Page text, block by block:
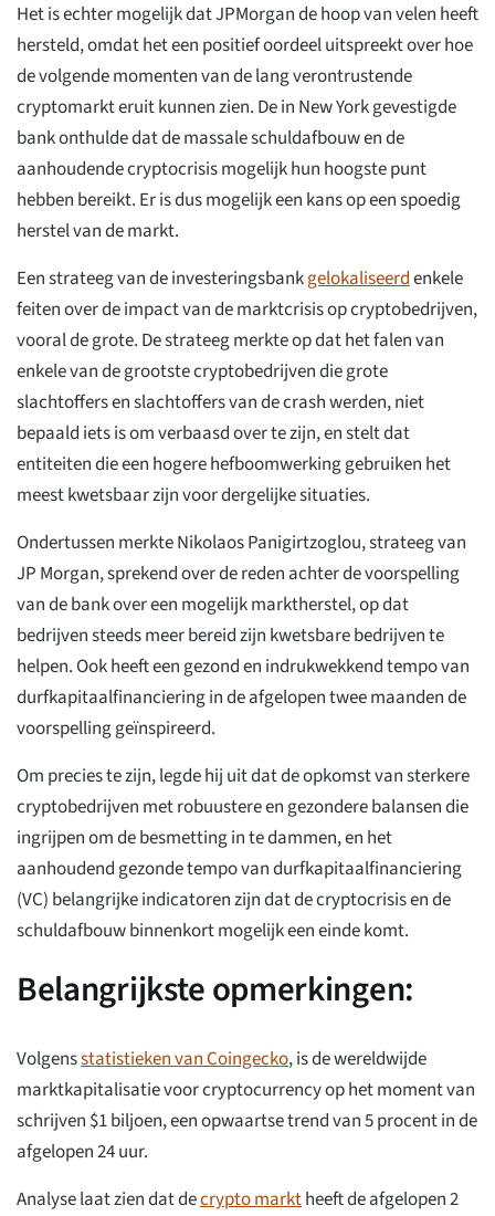
Het is echter mogelijk dat JPMorgan de hoop van velen heeft
hersteld, omdat het een positief oordeel uitspreekt over hoe
de volgende momenten van de lang verontrustende
cryptomarkt eruit kunnen zien. De in New York gevestigde
bank onthulde dat de massale schuldafbouw en de
aanhoudende cryptocrisis mogelijk hun hoogste punt
hebben bereikt. Er is dus mogelijk een kans op een spoedig
herstel van de markt.
Een strateeg van de investeringsbankgelokaliseerdenkele
feiten over de impact van de marktcrisis op cryptobedrijven,
vooral de grote. De strateeg merkte op dat het falen van
enkele van de grootste cryptobedrijven die grote
slachtoffers en slachtoffers van de crash werden, niet
bepaald iets is om verbaasd over te zijn, en stelt dat
entiteiten die een hogere hefboomwerking gebruiken het
meest kwetsbaar zijn voor dergelijke situaties.
Ondertussen merkte Nikolaos Panigirtzoglou, strateeg van
JP Morgan, sprekend over de reden achter de voorspelling
van de bank over een mogelijk marktherstel, op dat
bedrijven steeds meer bereid zijn kwetsbare bedrijven te
helpen. Ook heeft een gezond en indrukwekkend tempo van
durfkapitaalfinanciering in de afgelopen twee maanden de
voorspelling geïnspireerd.
Om precies te zijn, legde hij uit dat de opkomst van sterkere
cryptobedrijven met robuustere en gezondere balansen die
ingrijpen om de besmetting in te dammen, en het
aanhoudend gezonde tempo van durfkapitaalfinanciering
(VC) belangrijke indicatoren zijn dat de cryptocrisis en de
schuldafbouw binnenkort mogelijk een einde komt.
Belangrijkste opmerkingen:
Volgensstatistieken van Coingecko, is de wereldwijde
marktkapitalisatie voor cryptocurrency op het moment van
schrijven $1 biljoen, een opwaartse trend van 5 procent in de
afgelopen 24 uur.
Analyse laat zien dat decrypto marktheeft de afgelopen 2